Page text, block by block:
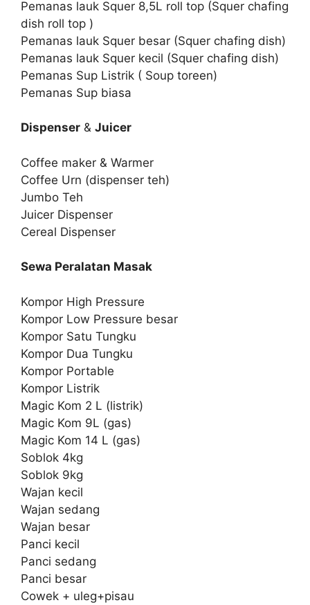
Pemanas lauk Squer 8,5L roll top (Squer chafing
dish roll top )
Pemanas lauk Squer besar (Squer chafing dish)
Pemanas lauk Squer kecil (Squer chafing dish)
Pemanas Sup Listrik ( Soup toreen)
Pemanas Sup biasa
Dispenser & Juicer
Coffee maker & Warmer
Coffee Urn (dispenser teh)
Jumbo Teh
Juicer Dispenser
Cereal Dispenser
Sewa Peralatan Masak
Kompor High Pressure
Kompor Low Pressure besar
Kompor Satu Tungku
Kompor Dua Tungku
Kompor Portable
Kompor Listrik
Magic Kom 2 L (listrik)
Magic Kom 9L (gas)
Magic Kom 14 L (gas)
Soblok 4kg
Soblok 9kg
Wajan kecil
Wajan sedang
Wajan besar
Panci kecil
Panci sedang
Panci besar
Cowek + uleg+pisau